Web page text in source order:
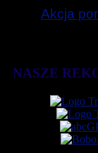
Akcja
NASZE